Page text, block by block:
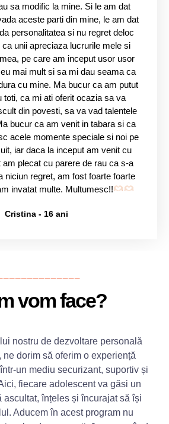
sa modific la mine. Si le am dat
aceste parti din mine, le am dat
personalitatea si nu regret deloc
unii apreciaza lucrurile mele si
pe care am inceput usor usor
mai mult si sa mi dau seama ca
cu mine. Ma bucur ca am putut
toti, ca mi ati oferit ocazia sa va
din povesti, sa va vad talentele
bucur ca am venit in tabara si ca
acele momente speciale si noi pe
iar daca la inceput am venit cu
plecat cu parere de rau ca s-a
niciun regret, am fost foarte foarte
invatat multe. Multumesc!!
Cristina - 16 ani
vom face?
nostru de dezvoltare personală
ne dorim să oferim o experiență
un mediu securizant, suportiv și
fiecare adolescent va găsi un
ascultat, înțeles și încurajat să își
Aducem în acest program nu